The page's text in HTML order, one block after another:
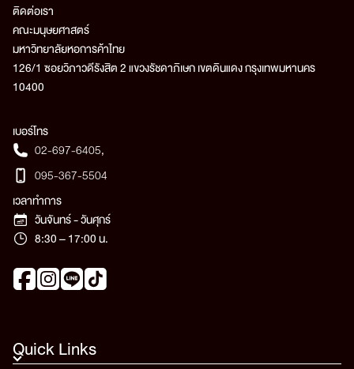
Quick Links
ติดต่อเรา
คณะมนุษยศาสตร์
มหาวิทยาลัยหอการค้าไทย
126/1 ซอยวิภาวดีรังสิต 2 แขวงรัชดาภิเษก เขตดินแดง กรุงเทพมหานคร
10400
เบอร์โทร
02-697-6405,
095-367-5504
เวลาทำการ
วันจันทร์ - วันศุกร์
8:30 – 17:00 น.